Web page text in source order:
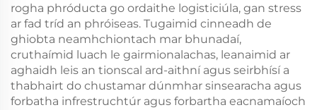
rogha phróducta go ordaithe logisticiúla, gan stress
ar fad tríd an phróiseas. Tugaimid cinneadh de
ghiobta neamhchiontach mar bhunadaí,
cruthaímid luach le gairmionalachas, leanaimid ar
aghaidh leis an tionscal ard-aithní agus seirbhísí a
thabhairt do chustamar dúnmhar sinsearacha agus
forbatha infrestruchtúr agus forbartha eacnamaíoch